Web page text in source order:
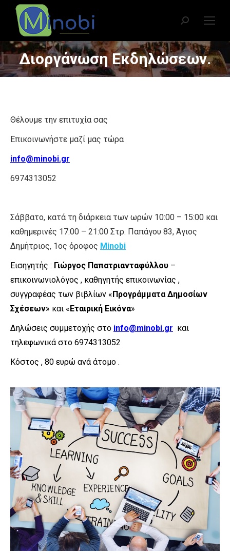
Search:
Διοργάνωση Εκδηλώσεων.
You are here:
Θέλουμε την επιτυχία σας
Επικοινωνήστε μαζί μας τώρα
info@minobi.gr
6974313052
Σάββατο, κατά τη διάρκεια των ωρών 10:00 – 15:00 και
καθημερινές 17:00 – 21:00 Στρ. Παπάγου 83, Άγιος
Δημήτριος, 1ος όροφος Minobi
Εισηγητής : Γιώργος Παπατριανταφύλλου –
επικοινωνιολόγος , καθηγητής επικοινωνίας ,
συγγραφέας των βιβλίων «Προγράμματα Δημοσίων
Σχέσεων» και «Εταιρική Εικόνα»
Δηλώσεις συμμετοχής στο info@minobi.gr και
τηλεφωνικά στο 6974313052
Κόστος , 80 ευρώ ανά άτομο .